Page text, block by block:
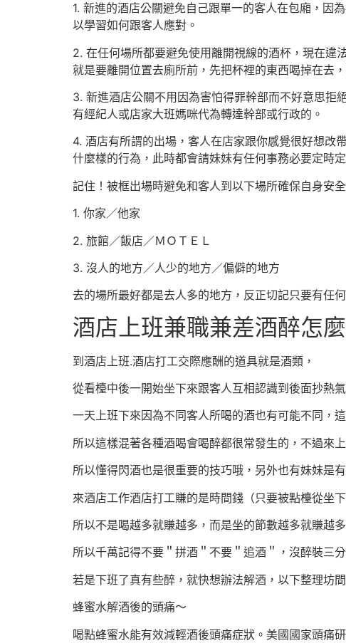
1. 新進的酒店公關避免自己跟單一的客人在包廂，因
以學習如何跟客人應對。
2. 在任何場所都要避免使用離開視線的酒杯，現在違
就是要離開位置去廁所前，先把杯裡的東西喝掉在去
3. 新進酒店公關不用因為害怕得罪幹部而不好意思拒
有經紀人或店家大班媽咪代為轉達幹部或行政的。
4. 酒店有所謂的出場，客人在店家跟你感覺很好想改
什麼樣的行為，此時都會請妹妹有任何事務必要定時
記住！被框出場時避免和客人到以下場所確保自身安全
1. 你家／他家
2. 旅館／飯店／ＭＯＴＥＬ
3. 沒人的地方／人少的地方／偏僻的地方
去的場所最好都是去人多的地方，反正切記只要有任
酒店上班兼職兼差酒醉怎
到酒店上班.酒店打工交際應酬的道具就是酒類，
從看檯中後一開始坐下來跟客人互相認識到後面抄熱
一天上班下來因為不同客人所喝的酒也有可能不同，
所以這樣混著各種酒喝會喝醉都很常發生的，不過來
所以懂得閃酒也是很重要的技巧哦，另外也有妹妹是
來酒店工作酒店打工賺的是時間錢（只要被點檯從坐
所以不是喝越多就賺越多，而是坐的節數越多就賺越
所以千萬記得不要＂拼酒＂不要＂追酒＂，沒醉裝三
若是下班了真有些醉，就快想辦法解酒，以下整理坊
蜂蜜水解酒後的頭痛～
喝點蜂蜜水能有效減輕酒後頭痛症狀。美國國家頭痛